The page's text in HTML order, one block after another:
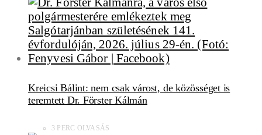
Kreicsi Bálint: nem csak várost, de közösséget is
teremtett Dr. Förster Kálmán
3 PERC OLVASÁS